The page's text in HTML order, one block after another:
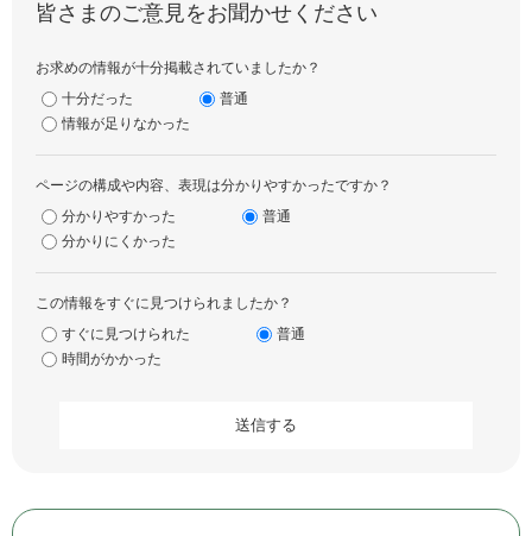
皆さまのご意見をお聞かせください
お求めの情報が十分掲載されていましたか？
十分だった
普通
情報が足りなかった
ページの構成や内容、表現は分かりやすかったですか？
分かりやすかった
普通
分かりにくかった
この情報をすぐに見つけられましたか？
すぐに見つけられた
普通
時間がかかった